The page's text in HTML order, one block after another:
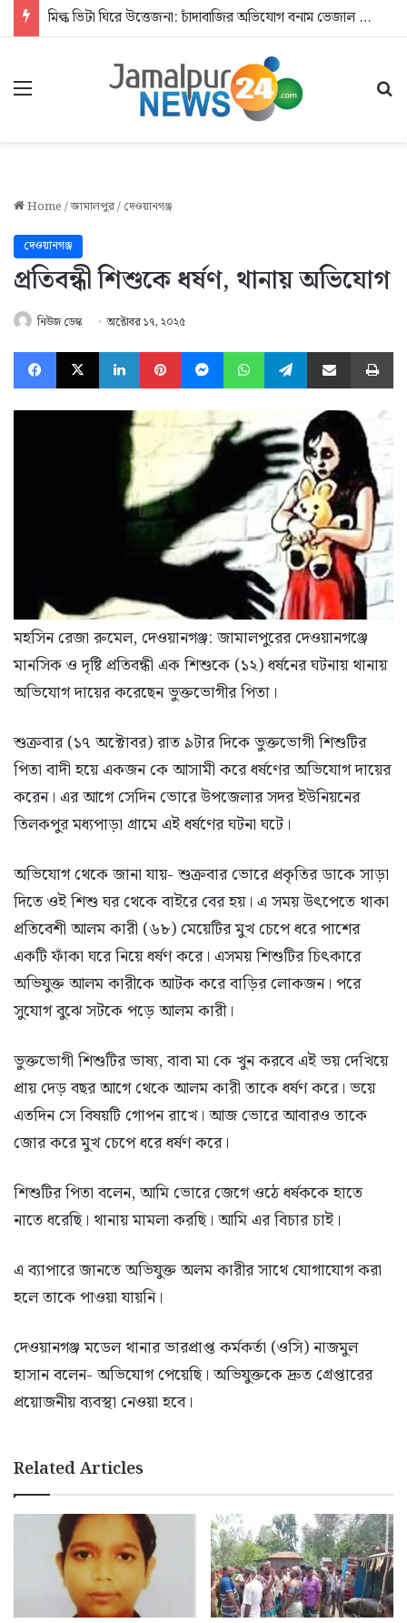
মিল্ক ভিটা ঘিরে উত্তেজনা: চাঁদাবাজির অভিযোগ বনাম ভেজাল দুধের জিডি
Menu
Home/জামালপুর/দেওয়ানগঞ্জ
দেওয়ানগঞ্জ
প্রতিবন্ধী শিশুকে ধর্ষণ, থানায় অভিযোগ
নিউজ ডেস্ক অক্টোবর ১৭, ২০২৫
Facebook
X LinkedInPinterestMessengerWhatsAppTelegramShare via Email
মহসিন রেজা রুমেল, দেওয়ানগঞ্জ: জামালপুরের দেওয়ানগঞ্জে
মানসিক ও দৃষ্টি প্রতিবন্ধী এক শিশুকে (১২) ধর্ষনের ঘটনায় থানায়
অভিযোগ দায়ের করেছেন ভুক্তভোগীর পিতা।
শুক্রবার (১৭ অক্টোবর) রাত ৯টার দিকে ভুক্তভোগী শিশুটির
পিতা বাদী হয়ে একজন কে আসামী করে ধর্ষণের অভিযোগ দায়ের
করেন। এর আগে সেদিন ভোরে উপজেলার সদর ইউনিয়নের
তিলকপুর মধ্যপাড়া গ্রামে এই ধর্ষণের ঘটনা ঘটে।
অভিযোগ থেকে জানা যায়- শুক্রবার ভোরে প্রকৃতির ডাকে সাড়া
দিতে ওই শিশু ঘর থেকে বাইরে বের হয়। এ সময় উৎপেতে থাকা
প্রতিবেশী আলম কারী (৬৮) মেয়েটির মুখ চেপে ধরে পাশের
একটি ফাঁকা ঘরে নিয়ে ধর্ষণ করে। এসময় শিশুটির চিৎকারে
অভিযুক্ত আলম কারীকে আটক করে বাড়ির লোকজন। পরে
সুযোগ বুঝে সটকে পড়ে আলম কারী।
ভুক্তভোগী শিশুটির ভাষ্য, বাবা মা কে খুন করবে এই ভয় দেখিয়ে
প্রায় দেড় বছর আগে থেকে আলম কারী তাকে ধর্ষণ করে। ভয়ে
এতদিন সে বিষয়টি গোপন রাখে। আজ ভোরে আবারও তাকে
জোর করে মুখ চেপে ধরে ধর্ষণ করে।
শিশুটির পিতা বলেন, আমি ভোরে জেগে ওঠে ধর্ষককে হাতে
নাতে ধরেছি। থানায় মামলা করছি। আমি এর বিচার চাই।
এ ব্যাপারে জানতে অভিযুক্ত অলম কারীর সাথে যোগাযোগ করা
হলে তাকে পাওয়া যায়নি।
দেওয়ানগঞ্জ মডেল থানার ভারপ্রাপ্ত কর্মকর্তা (ওসি) নাজমুল
হাসান বলেন- অভিযোগ পেয়েছি। অভিযুক্তকে দ্রুত গ্রেপ্তারের
প্রয়োজনীয় ব্যবস্থা নেওয়া হবে।
Related Articles